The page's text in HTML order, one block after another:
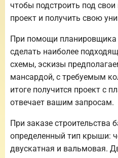
чтобы подстроить под
проект и получить свою
При помощи
сделать наиболее
схемы, эскизы
мансардой, с требуемым
итоге получится проект с
отвечает вашим запросам.
При заказе строительства
определенный тип крыши:
двускатная и вальмовая.